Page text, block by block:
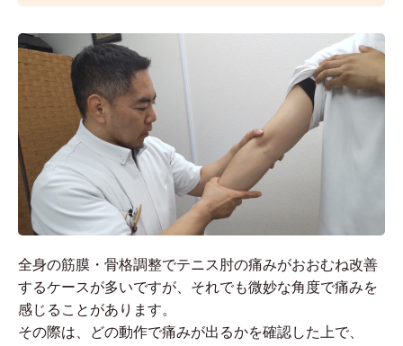
全身の筋膜・骨格調整でテニス肘の痛みがおおむね改善
するケースが多いですが、それでも微妙な角度で痛みを
感じることがあります。
その際は、どの動作で痛みが出るかを確認した上で、